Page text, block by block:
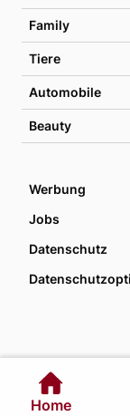
Family
Tiere
Automobile
Beauty
Werbung
Jobs
Datenschutz
Home